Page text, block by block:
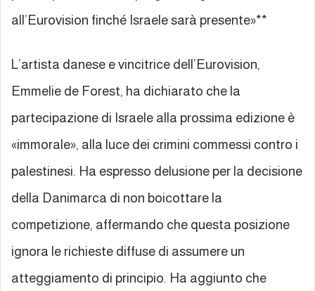
all’Eurovision finché Israele sarà presente»**
L’artista danese e vincitrice dell’Eurovision,
Emmelie de Forest, ha dichiarato che la
partecipazione di Israele alla prossima edizione è
«immorale», alla luce dei crimini commessi contro i
palestinesi. Ha espresso delusione per la decisione
della Danimarca di non boicottare la
competizione, affermando che questa posizione
ignora le richieste diffuse di assumere un
atteggiamento di principio. Ha aggiunto che